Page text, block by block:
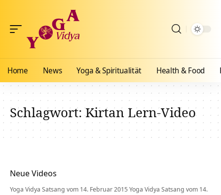
Home News Yoga & Spiritualität Health & Food
Schlagwort:Kirtan Lern-Video
Neue Videos
Yoga Vidya Satsang vom 14. Februar 2015 Yoga Vidya Satsang vom 14.